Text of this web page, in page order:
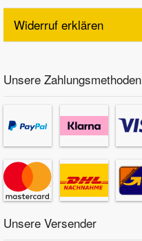
Widerruf erklären
Unsere Zahlungsmethoden
Unsere Versender